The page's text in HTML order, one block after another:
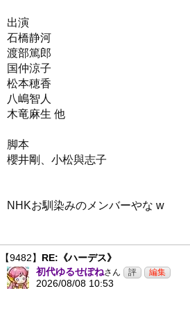
出演
石橋静河
渡部篤郎
国仲涼子
松本穂香
八嶋智人
木竜麻生 他
脚本
櫻井剛、小松與志子
NHKお馴染みのメンバーやな w
【9482】 RE:《ハーデス》
初代ゆるせぽねさん
2026/08/08 10:53